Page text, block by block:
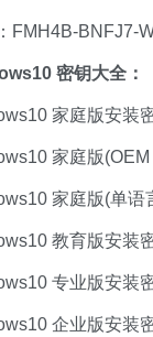
FMH4B-BNFJ7-
密钥大全：
家庭版安装
家庭版
家庭版(单语
教育版安装
专业版安装
企业版安装